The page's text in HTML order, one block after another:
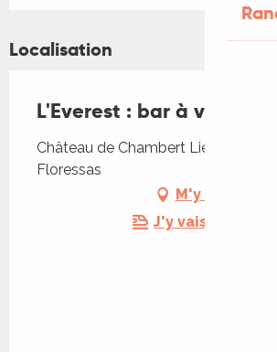
Localisation
L'Everest : bar à vin et
Château de Chambert Lieu-dit
Floressas
M'y rendre
J'y vais en train !